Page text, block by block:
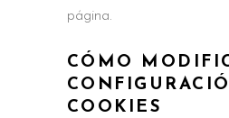
página.
CÓMO
COOKIES